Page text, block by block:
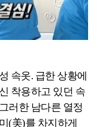
속옷. 급한 상황에
착용하고 있던 속
러한 남다른 열정
(美)를 차지하게